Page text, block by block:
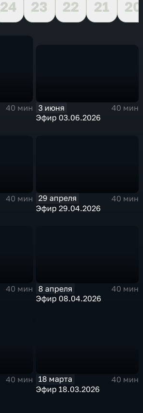
24 23 22 21
20
40 мин
3 июня
40 мин
Эфир 03.06.2026
40 мин
29 апреля
40 мин
Эфир 29.04.2026
40 мин
8 апреля
40 мин
Эфир 08.04.2026
40 мин
18 марта
40 мин
Эфир 18.03.2026